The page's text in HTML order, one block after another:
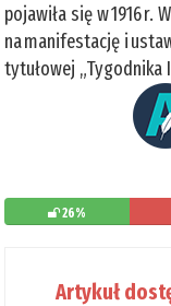
pojawiła się w 1916 r.
na manifestację i
tytułowej
26%
Artykuł